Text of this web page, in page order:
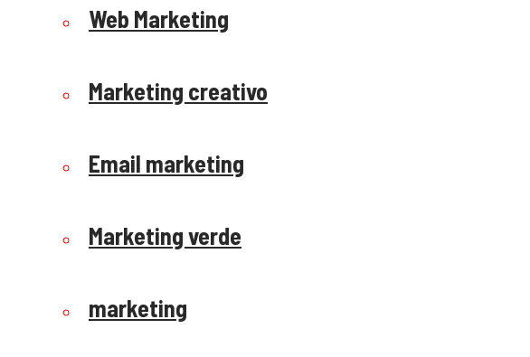
Web Marketing
Marketing creativo
Email marketing
Marketing verde
marketing